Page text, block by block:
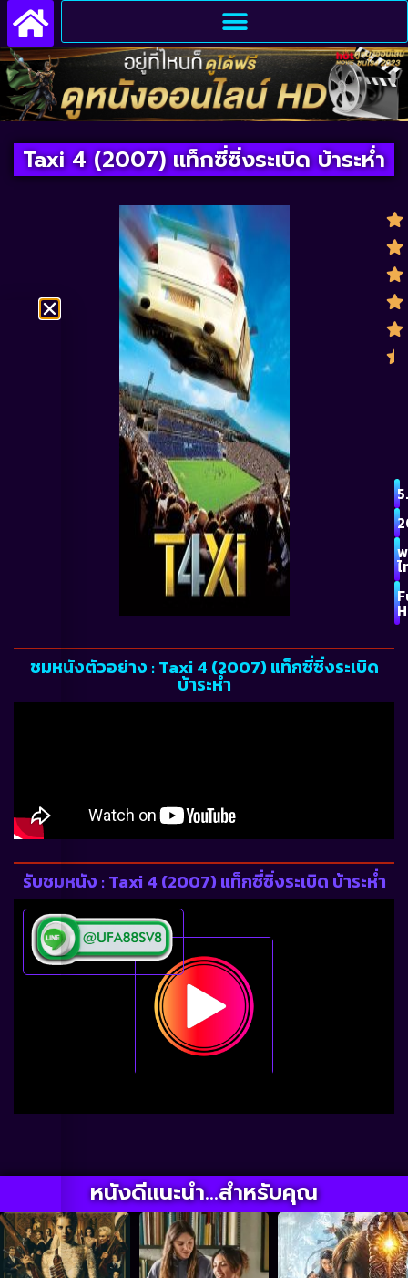
Taxi 4 (2007) แท็กซี่ซิ่งระเบิด บ้าระห่ำ
ชมหนังตัวอย่าง : Taxi 4 (2007) แท็กซี่ซิ่งระเบิด
บ้าระห่ำ
รับชมหนัง : Taxi 4 (2007) แท็กซี่ซิ่งระเบิด บ้าระห่ำ
หนังดีแนะนำ...สำหรับคุณ